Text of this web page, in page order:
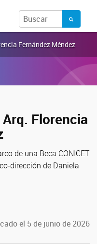
Fernández Méndez
Florencia
de una Beca CONICET
dirección de Daniela
el 5 de junio de 2026